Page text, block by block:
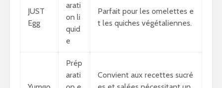
JUST
Egg
arati
on li
quid
e
Parfait pour les omelettes e
t les quiches végétaliennes.
Prép
arati
Convient aux recettes sucré